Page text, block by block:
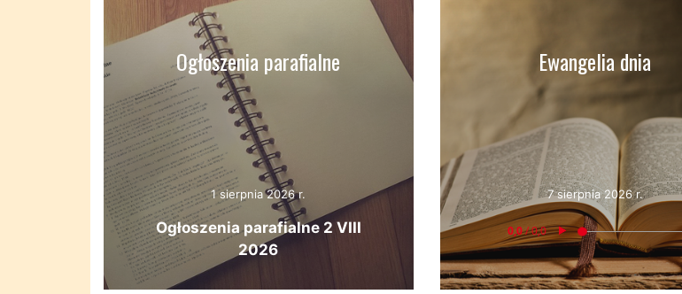
Ogłoszenia parafialne
1 sierpnia 2026 r.
Ogłoszenia parafialne 2 VIII
2026
Ewangelia dnia
7 sierpnia 2026 r.